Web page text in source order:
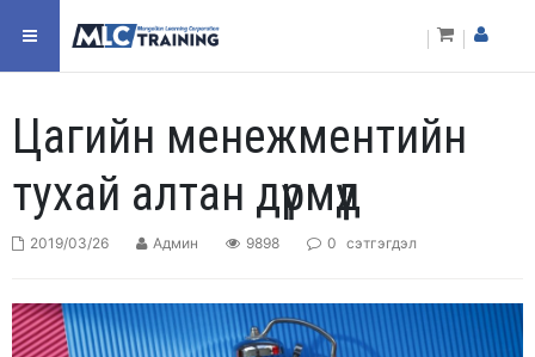
Цагийн менежментийн
тухай алтан дүрмүүд
2019/03/26 Админ 9898 0 сэтгэгдэл